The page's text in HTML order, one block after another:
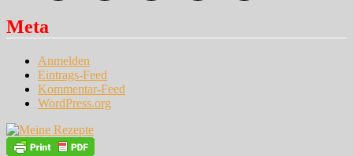
Meta
Anmelden
Eintrags-Feed
Kommentar-Feed
WordPress.org